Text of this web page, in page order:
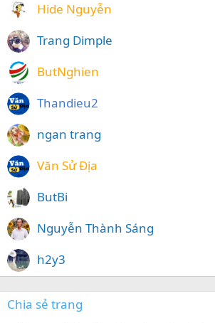
Hide Nguyễn
Trang Dimple
ButNghien
Thandieu2
ngan trang
Văn Sử Địa
ButBi
Nguyễn Thành Sáng
h2y3
Chia sẻ trang